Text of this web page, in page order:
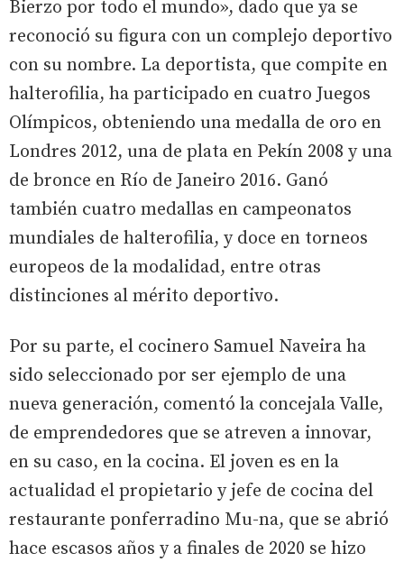
Bierzo por todo el mundo», dado que ya se
reconoció su figura con un complejo deportivo
con su nombre. La deportista, que compite en
halterofilia, ha participado en cuatro Juegos
Olímpicos, obteniendo una medalla de oro en
Londres 2012, una de plata en Pekín 2008 y una
de bronce en Río de Janeiro 2016. Ganó
también cuatro medallas en campeonatos
mundiales de halterofilia, y doce en torneos
europeos de la modalidad, entre otras
distinciones al mérito deportivo.
Por su parte, el cocinero Samuel Naveira ha
sido seleccionado por ser ejemplo de una
nueva generación, comentó la concejala Valle,
de emprendedores que se atreven a innovar,
en su caso, en la cocina. El joven es en la
actualidad el propietario y jefe de cocina del
restaurante ponferradino Mu-na, que se abrió
hace escasos años y a finales de 2020 se hizo